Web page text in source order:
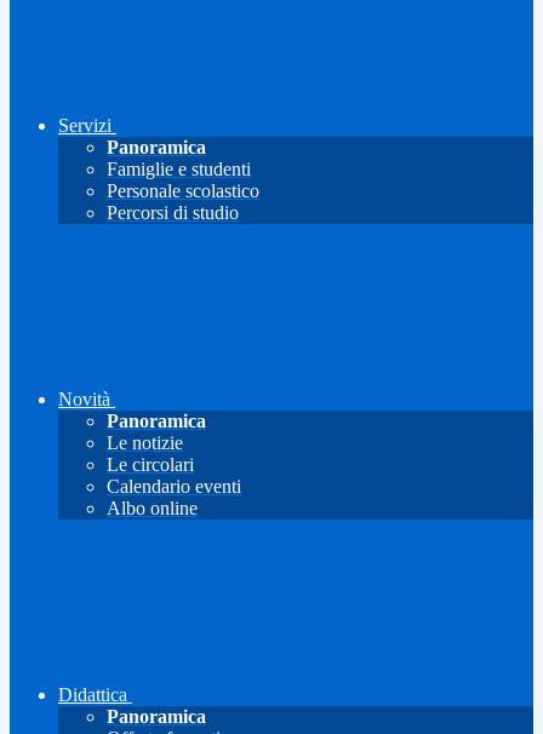
Servizi
Panoramica
Famiglie e studenti
Personale scolastico
Percorsi di studio
Novità
Panoramica
Le notizie
Le circolari
Calendario eventi
Albo online
Didattica
Panoramica